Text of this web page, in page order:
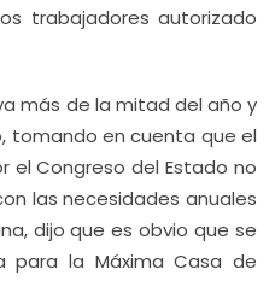
trabajadores autorizado
más de la mitad del año y
tomando en cuenta que el
el Congreso del Estado no
las necesidades anuales
dijo que es obvio que se
para la Máxima Casa de